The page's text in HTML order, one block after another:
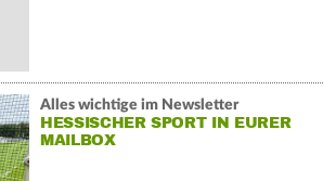
Alles wichtige im Newsletter
HESSISCHER SPORT IN EURER
MAILBOX